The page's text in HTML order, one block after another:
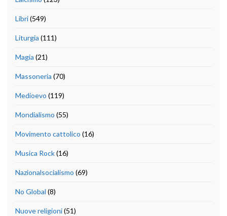
Libri(549)
Liturgia (111)
Magia (21)
Massoneria (70)
Medioevo (119)
Mondialismo (55)
Movimento cattolico (16)
Musica Rock(16)
Nazionalsocialismo (69)
No Global (8)
Nuove religioni(51)